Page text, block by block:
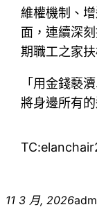
維權機制、
面，連續深
期職工之家
「用金錢褻
將身邊所有
11 3 月, 2026